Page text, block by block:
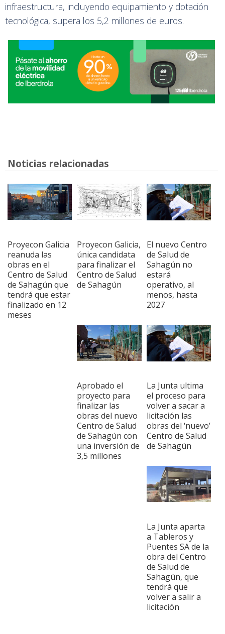
infraestructura, incluyendo equipamiento y dotación
tecnológica, supera los 5,2 millones de euros.
Noticias relacionadas
Proyecon Galicia
reanuda las
obras en el
Centro de Salud
de Sahagún que
tendrá que estar
finalizado en 12
meses
Proyecon Galicia,
única candidata
para finalizar el
Centro de Salud
de Sahagún
El nuevo Centro
de Salud de
Sahagún no
estará
operativo, al
menos, hasta
2027
Aprobado el
proyecto para
finalizar las
obras del nuevo
Centro de Salud
de Sahagún con
una inversión de
3,5 millones
La Junta ultima
el proceso para
volver a sacar a
licitación las
obras del ‘nuevo’
Centro de Salud
de Sahagún
La Junta aparta
a Tableros y
Puentes SA de la
obra del Centro
de Salud de
Sahagún, que
tendrá que
volver a salir a
licitación